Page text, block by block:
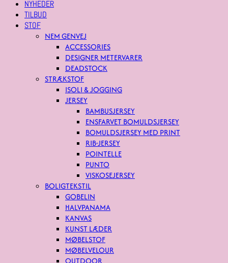
NYHEDER
TILBUD
STOF
NEM GENVEJ
ACCESSORIES
DESIGNER METERVARER
DEADSTOCK
STRÆKSTOF
ISOLI & JOGGING
JERSEY
BAMBUSJERSEY
ENSFARVET BOMULDSJERSEY
BOMULDSJERSEY MED PRINT
RIB-JERSEY
POINTELLE
PUNTO
VISKOSEJERSEY
BOLIGTEKSTIL
GOBELIN
HALVPANAMA
KANVAS
KUNST LÆDER
MØBELSTOF
MØBELVELOUR
OUTDOOR